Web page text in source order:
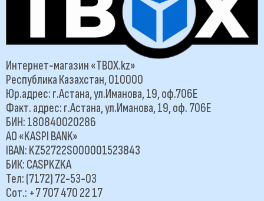
Интернет-магазин «TBOX.kz»
Республика Казахстан, 010000
Юр.адрес: г.Астана, ул.Иманова, 19, оф.706Е
Факт. адрес: г.Астана, ул.Иманова, 19, оф. 706Е
БИН: 180840020286
АО «KASPI BANK»
IBAN: KZ52722S000001523843
БИК: CASPKZKA
Тел: (7172) 72-53-03
Сот.: +7 707 470 22 17